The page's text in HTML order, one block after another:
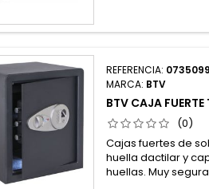
REFERENCIA: 0735099
MARCA: BTV
BTV CAJA FUERTE
(0)
Cajas fuertes de
huella dactilar y
huellas. Muy